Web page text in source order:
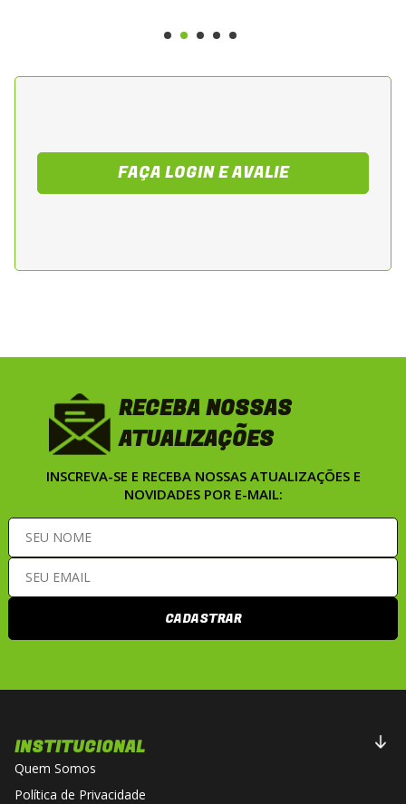
A jaqueta ainda conta com zíper frontal
peito e inserções refletivas que aumentam
Conclusão
Seja no trânsito urbano ou em passeios
proteção.
FAÇA LOGIN E AVALIE
RECEBA NOSSAS
ATUALIZAÇÕES
INSCREVA-SE E RECEBA NOSSAS ATUALIZAÇÕES E
NOVIDADES POR E-MAIL:
CADASTRAR
INSTITUCIONAL
Quem Somos
Política de Privacidade